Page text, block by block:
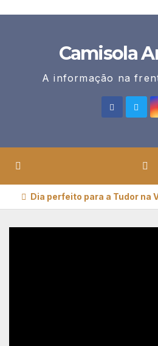
Camisola
A informação na
Dia perfeito para a Tudor na